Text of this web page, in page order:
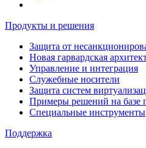
Продукты и решения
Защита от
Новая гарвардская
Управление и интеграция
Служебные носители
Защита систем
Примеры решений на
Специальные инструменты
Поддержка